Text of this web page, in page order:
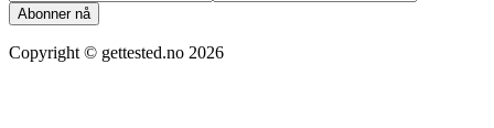
Abonner nå
Copyright © gettested.no 2026